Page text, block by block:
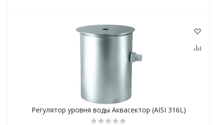
Регулятор уровня воды Аквасектор (AISI 316L)